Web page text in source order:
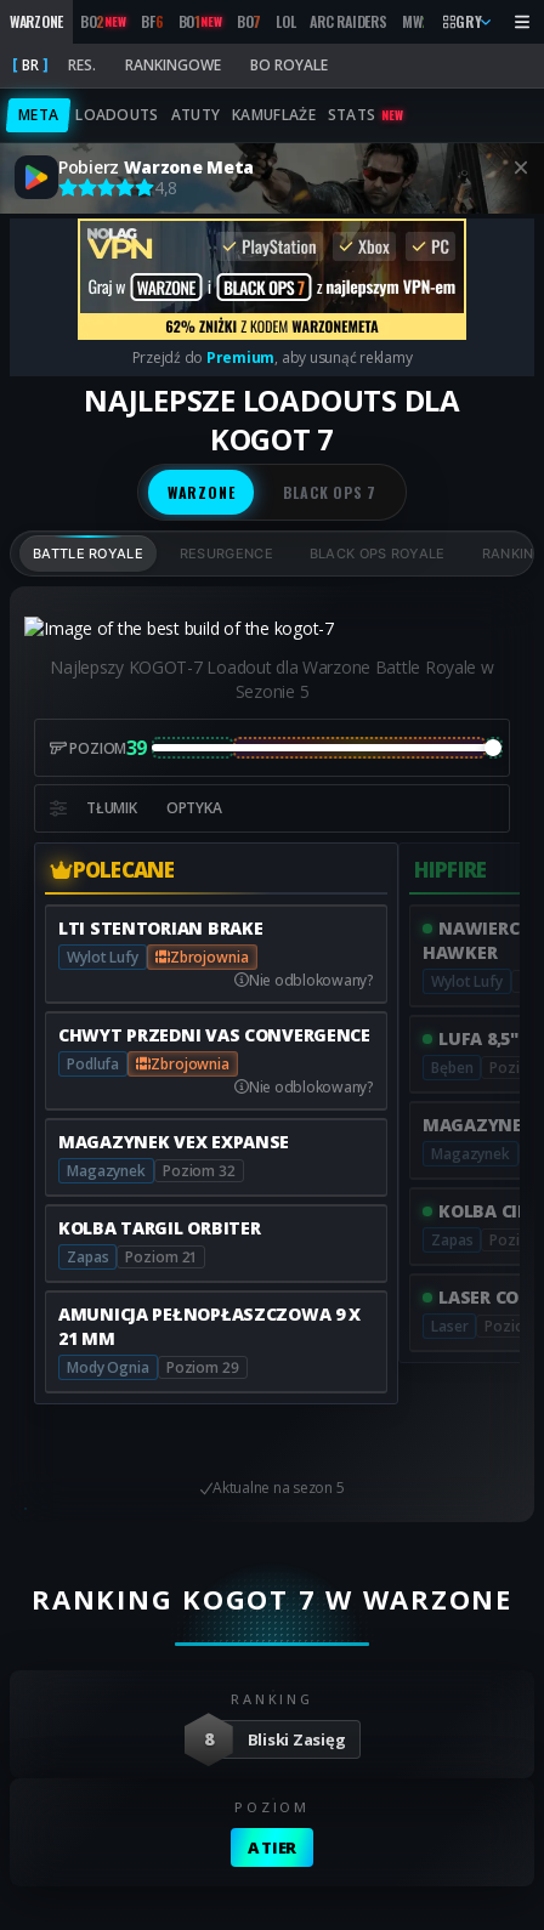
WARZONE BO2NEW BF6 BO1NEW BO7 LOL ARC RAIDERS MW2019 MARATHON
GRY
BR RES. RANKINGOWE BO ROYALE
META LOADOUTS ATUTY KAMUFLAŻE STATS NEW
Pobierz Warzone Meta
4,8
Przejdź do Premium, aby usunąć reklamy
NAJLEPSZE LOADOUTS DLA
KOGOT 7
WARZONE BLACK OPS 7
BATTLE ROYALE RESURGENCE BLACK OPS ROYALE
Najlepszy KOGOT-7 Loadout dla Warzone Battle Royale w
Sezonie 5
POZIOM39
TŁUMIK OPTYKA
POLECANE
LTI STENTORIAN BRAKE
Wylot Lufy
Zbrojownia
Nie odblokowany?
CHWYT PRZEDNI VAS CONVERGENCE
Podlufa
Zbrojownia
Nie odblokowany?
MAGAZYNEK VEX EXPANSE
Magazynek Poziom 32
KOLBA TARGIL ORBITER
Zapas Poziom 21
AMUNICJA PEŁNOPŁASZCZOWA 9 X
21 MM
Mody Ognia Poziom 29
HIPFIRE
HAWKER
Wylot Lufy
LUFA 8,5"
Bęben Poziom
MAGAZYNEK
Magazynek
KOLBA
Zapas Poziom
LASER
Laser Poziom
Aktualne na sezon 5
RANKING KOGOT 7 W WARZONE
RANKING
8 Bliski Zasięg
POZIOM
A TIER